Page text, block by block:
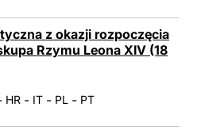
z okazji rozpoczęcia
Rzymu Leona XIV (18
HR - IT - PL - PT